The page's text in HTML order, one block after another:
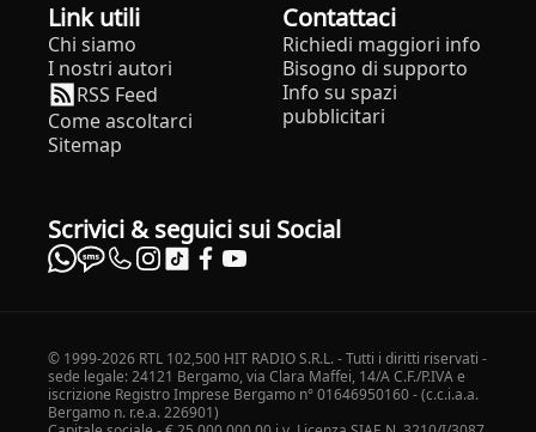
Link utili
Chi siamo
I nostri autori
RSS Feed
Come ascoltarci
Sitemap
Contattaci
Richiedi maggiori info
Bisogno di supporto
Info su spazi
pubblicitari
Scrivici & seguici sui Social
© 1999-2026 RTL 102,500 HIT RADIO S.R.L. - Tutti i diritti riservati -
sede legale: 24121 Bergamo, via Clara Maffei, 14/A C.F./P.IVA e
iscrizione Registro Imprese Bergamo n° 01646950160 - (c.c.i.a.a.
Bergamo n. r.e.a. 226901)